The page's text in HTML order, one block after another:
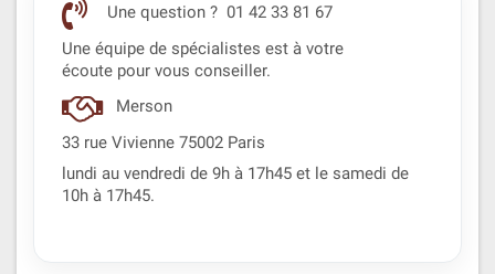
Une question ? 01 42 33 81 67
Une équipe de spécialistes est à votre
écoute pour vous conseiller.
Merson
33 rue Vivienne 75002 Paris
lundi au vendredi de 9h à 17h45 et le samedi de
10h à 17h45.